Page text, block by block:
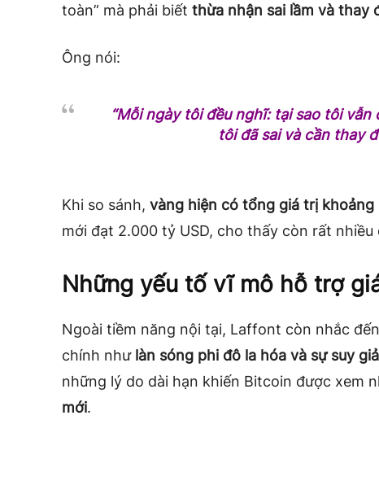
toàn” mà phải biết thừa nhận sai lầm và thay
Ông nói:
“Mỗi ngày tôi đều nghĩ: tại sao tôi
tôi đã sai và cần thay
Khi so sánh, vàng hiện có tổng giá trị khoảng
mới đạt 2.000 tỷ USD, cho thấy còn rất
Những yếu tố vĩ mô hỗ trợ
Ngoài tiềm năng nội tại, Laffont còn nhắc
chính như làn sóng phi đô la hóa và sự suy
những lý do dài hạn khiến Bitcoin được xem
mới.